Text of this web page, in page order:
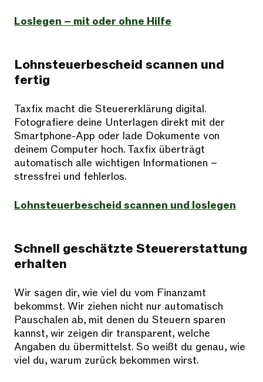
Loslegen – mit oder ohne Hilfe
Lohnsteuerbescheid scannen und
fertig
Taxfix macht die Steuererklärung digital.
Fotografiere deine Unterlagen direkt mit der
Smartphone-App oder lade Dokumente von
deinem Computer hoch. Taxfix überträgt
automatisch alle wichtigen Informationen –
stressfrei und fehlerlos.
Lohnsteuerbescheid scannen und loslegen
Schnell geschätzte Steuererstattung
erhalten
Wir sagen dir, wie viel du vom Finanzamt
bekommst. Wir ziehen nicht nur automatisch
Pauschalen ab, mit denen du Steuern sparen
kannst, wir zeigen dir transparent, welche
Angaben du übermittelst. So weißt du genau, wie
viel du, warum zurück bekommen wirst.